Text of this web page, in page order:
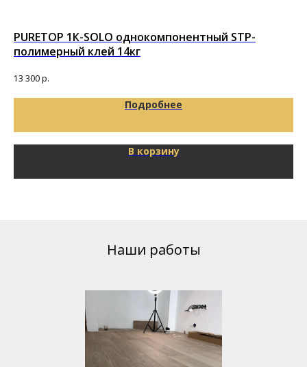
PURETOP 1К-SOLO однокомпонентный STP-
полимерный клей 14кг
13 300р.
Подробнее
В корзину
Наши работы